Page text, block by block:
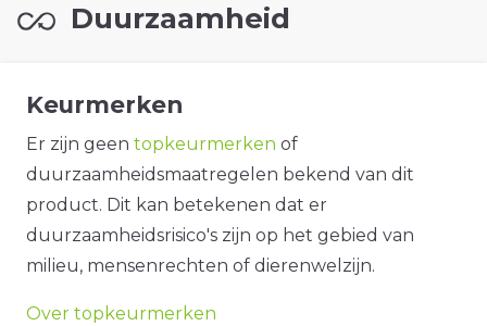
Duurzaamheid
Keurmerken
Er zijn geen topkeurmerken of
duurzaamheidsmaatregelen bekend van dit
product. Dit kan betekenen dat er
duurzaamheidsrisico's zijn op het gebied van
milieu, mensenrechten of dierenwelzijn.
Over topkeurmerken